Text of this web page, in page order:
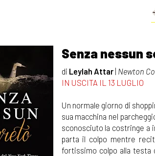
Senza nessun
di Leylah Attar| Newton
IN USCITA IL 13 LUGLIO
Un normale giorno di
sua macchina nel
sconosciuto la costringe a
parta il colpo mentre
fortissimo colpo alla testa